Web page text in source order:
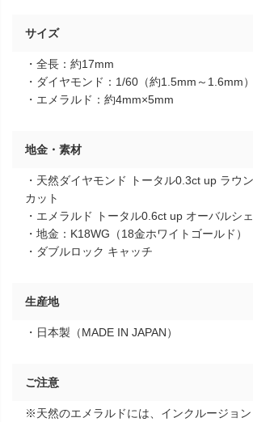
サイズ
・全長：約17mm
・ダイヤモンド：1/60（約1.5mm～1.6mm）
・エメラルド：約4mm×5mm
地金・素材
・天然ダイヤモンド トータル0.3ct up ラウ
カット
・エメラルド トータル0.6ct up オーバルシ
・地金：K18WG（18金ホワイトゴールド）
・ダブルロック キャッチ
生産地
・日本製（MADE IN JAPAN）
ご注意
※天然のエメラルドには、インクルージョ